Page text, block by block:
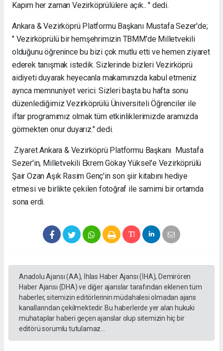
Kapım her zaman Vezirköprülülere açık.. '' dedi.
Ankara & Vezirköprü Platformu Başkanı Mustafa Sezer'de;
" Vezirköprülü bir hemşehrimizin TBMM'de Milletvekili
olduğunu öğrenince bu bizi çok mutlu etti ve hemen ziyaret
ederek tanışmak istedik. Sizlerinde bizleri Vezirköprü
aidiyeti duyarak heyecanla makamınızda kabul etmeniz
ayrıca memnuniyet verici. Sizleri başta bu hafta sonu
düzenlediğimiz Vezirköprülü Üniversiteli Öğrenciler ile
iftar programımız olmak tüm etkinliklerimizde aramızda
görmekten onur duyarız." dedi.
Ziyaret Ankara & Vezirköprü Platformu Başkanı Mustafa
Sezer'in, Milletvekili Ekrem Gökay Yüksel'e Vezirköprülü
Şair Ozan Aşık Rasim Genç'in son şiir kitabını hediye
etmesi ve birlikte çekilen fotoğraf ile samimi bir ortamda
sona erdi.
Anadolu Ajansı (AA), İhlas Haber Ajansı (İHA), Demirören
Haber Ajansı (DHA) ve diğer ajanslar tarafından eklenen tüm
haberler, sitemizin editörlerinin müdahalesi olmadan ajans
kanallarından çekilmektedir. Bu haberlerde yer alan hukuki
muhataplar haberi geçen ajanslar olup sitemizin hiç bir
editörü sorumlu tutulamaz...